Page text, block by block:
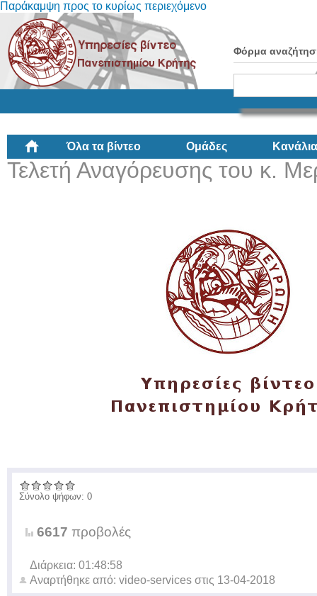
Παράκαμψη προς το κυρίως περιεχόμενο
Φόρμα
Όλα τα βίντεο Ομάδες Κανάλια
Τελετή Αναγόρευσης του κ.
Σύνολο ψήφων: 0
6617 προβολές
Διάρκεια: 01:48:58
Αναρτήθηκε από: video-services στις 13-04-2018